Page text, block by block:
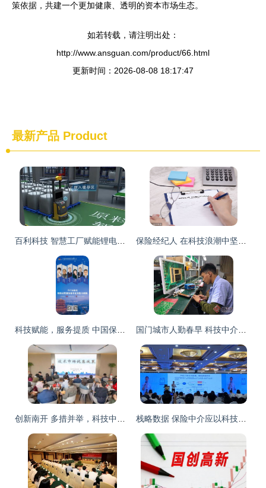
策依据，共建一个更加健康、透明的资本市场生态。
如若转载，请注明出处：
http://www.ansguan.com/product/66.html
更新时间：2026-08-08 18:17:47
最新产品 Product